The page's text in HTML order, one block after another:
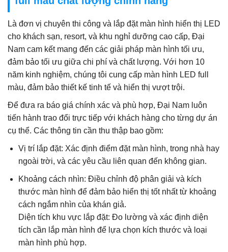
Là đơn vị chuyên thi công và lắp đặt màn hình hiển thị LED
cho khách sạn, resort, và khu nghỉ dưỡng cao cấp, Đại
Nam cam kết mang đến các giải pháp màn hình tối ưu,
đảm bảo tối ưu giữa chi phí và chất lượng. Với hơn 10
năm kinh nghiệm, chúng tôi cung cấp màn hình LED full
màu, đảm bảo thiết kế tinh tế và hiển thị vượt trội.
Để đưa ra báo giá chính xác và phù hợp, Đại Nam luôn
tiến hành trao đổi trực tiếp với khách hàng cho từng dự án
cụ thể. Các thông tin cần thu thập bao gồm:
Vị trí lắp đặt: Xác định điểm đặt màn hình, trong nhà hay
ngoài trời, và các yêu cầu liên quan đến không gian.
Khoảng cách nhìn: Điều chỉnh độ phân giải và kích
thước màn hình để đảm bảo hiển thị tốt nhất từ khoảng
cách ngắm nhìn của khán giả.
Diện tích khu vực lắp đặt: Đo lường và xác định diện
tích cần lắp màn hình để lựa chọn kích thước và loại
màn hình phù hợp.